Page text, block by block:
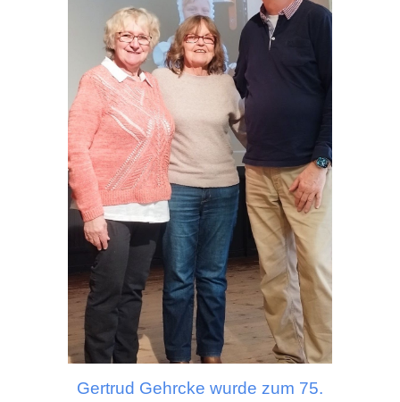
Gertrud Gehrcke wurde zum 75.